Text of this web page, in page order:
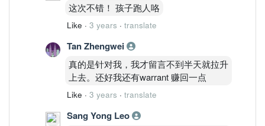
这次不错！ 孩子跑人咯
Like · 3 years · translate
Tan Zhengwei
真的是针对我，我才留言不到半天就拉升
上去。还好我还有warrant 赚回一点
Like · 3 years · translate
Sang Yong Leo